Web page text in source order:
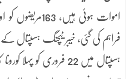
اموات ہوئی
فراہم کی گئی، خیبر ٹیچنگ ہسپتال
ہسپتال میں 22 فروری کو